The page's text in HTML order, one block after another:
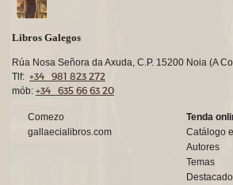
Libros Galegos
Rúa Nosa Señora da Axuda, C.P. 15200 Noia (A
Tlf: +34 981 823 272
mób: +34 635 66 63 20
Comezo
gallaecialibros.com
Tenda
Catálogo
Autores
Temas